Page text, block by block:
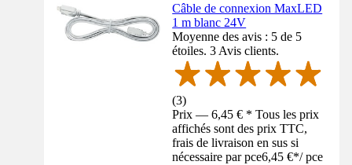
Câble de connexion MaxLED
1 m blanc 24V
Moyenne des avis : 5 de 5
étoiles. 3 Avis clients.
(3)
Prix — 6,45 € * Tous les prix
affichés sont des prix TTC,
frais de livraison en sus si
nécessaire par pce6,45 €*/ pce